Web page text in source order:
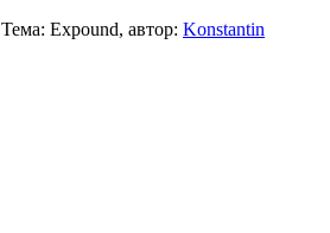
Тема: Expound, автор: Konstantin